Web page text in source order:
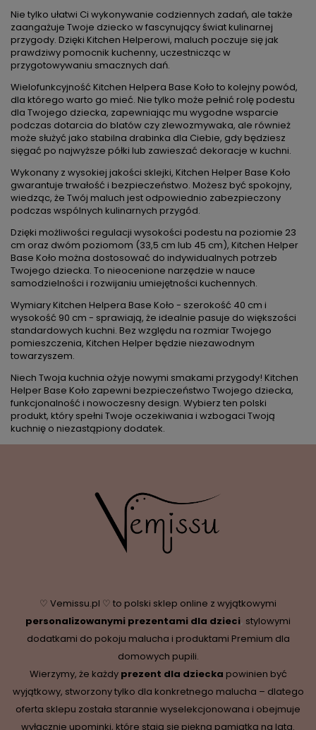
Nie tylko ułatwi Ci wykonywanie codziennych zadań, ale także
zaangażuje Twoje dziecko w fascynujący świat kulinarnej
przygody. Dzięki Kitchen Helperowi, maluch poczuje się jak
prawdziwy pomocnik kuchenny, uczestnicząc w
przygotowywaniu smacznych dań.
Wielofunkcyjność Kitchen Helpera Base Koło to kolejny powód,
dla którego warto go mieć. Nie tylko może pełnić rolę podestu
dla Twojego dziecka, zapewniając mu wygodne wsparcie
podczas dotarcia do blatów czy zlewozmywaka, ale również
może służyć jako stabilna drabinka dla Ciebie, gdy będziesz
sięgać po najwyższe półki lub zawieszać dekoracje w kuchni.
Wykonany z wysokiej jakości sklejki, Kitchen Helper Base Koło
gwarantuje trwałość i bezpieczeństwo. Możesz być spokojny,
wiedząc, że Twój maluch jest odpowiednio zabezpieczony
podczas wspólnych kulinarnych przygód.
Dzięki możliwości regulacji wysokości podestu na poziomie 23
cm oraz dwóm poziomom (33,5 cm lub 45 cm), Kitchen Helper
Base Koło można dostosować do indywidualnych potrzeb
Twojego dziecka. To nieocenione narzędzie w nauce
samodzielności i rozwijaniu umiejętności kuchennych.
Wymiary Kitchen Helpera Base Koło - szerokość 40 cm i
wysokość 90 cm - sprawiają, że idealnie pasuje do większości
standardowych kuchni. Bez względu na rozmiar Twojego
pomieszczenia, Kitchen Helper będzie niezawodnym
towarzyszem.
Niech Twoja kuchnia ożyje nowymi smakami przygody! Kitchen
Helper Base Koło zapewni bezpieczeństwo Twojego dziecka,
funkcjonalność i nowoczesny design. Wybierz ten polski
produkt, który spełni Twoje oczekiwania i wzbogaci Twoją
kuchnię o niezastąpiony dodatek.
♡ Vemissu.pl ♡ to polski sklep online z wyjątkowymi
personalizowanymi prezentami dla dzieci, stylowymi
dodatkami do pokoju malucha i produktami Premium dla
domowych pupili.
Wierzymy, że każdy prezent dla dziecka powinien być
wyjątkowy, stworzony tylko dla konkretnego malucha – dlatego
oferta sklepu została starannie wyselekcjonowana i obejmuje
wyłącznie upominki, które stają się piękną pamiątką na lata.